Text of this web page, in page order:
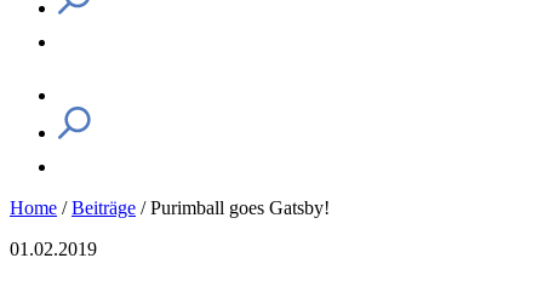
Home /Beiträge /Purimball goes Gatsby!
01.02.2019